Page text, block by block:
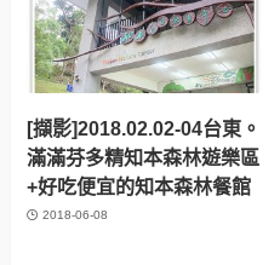
[擷影]2018.02.02-04台東。
滿滿芬多精知本森林遊樂區
+好吃便宜的知本森林餐館
2018-06-08